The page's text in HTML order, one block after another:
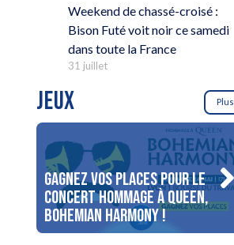
Weekend de chassé-croisé :
Bison Futé voit noir ce samedi
dans toute la France
31 juillet
JEUX Plus
Gagnez vos places pour le
concert Hommage à Queen,
Bohemian Harmony !